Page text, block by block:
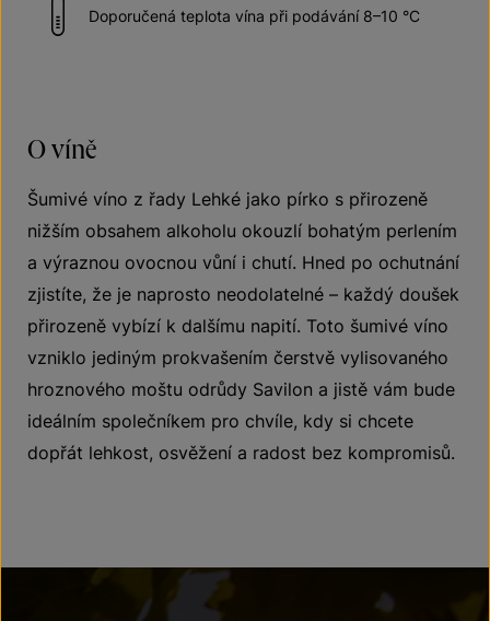
Doporučená teplota vína při podávání 8–10 °C
O víně
Šumivé víno z řady Lehké jako pírko s přirozeně
nižším obsahem alkoholu okouzlí bohatým perlením
a výraznou ovocnou vůní i chutí. Hned po ochutnání
zjistíte, že je naprosto neodolatelné – každý doušek
přirozeně vybízí k dalšímu napití. Toto šumivé víno
vzniklo jediným prokvašením čerstvě vylisovaného
hroznového moštu odrůdy Savilon a jistě vám bude
ideálním společníkem pro chvíle, kdy si chcete
dopřát lehkost, osvěžení a radost bez kompromisů.